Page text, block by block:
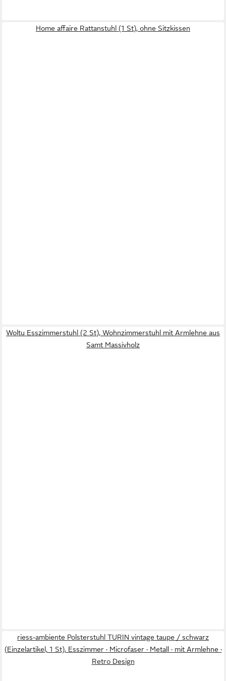
Home affaire Rattanstuhl (1 St), ohne Sitzkissen
Woltu Esszimmerstuhl (2 St), Wohnzimmerstuhl mit Armlehne aus
Samt Massivholz
riess-ambiente Polsterstuhl TURIN vintage taupe / schwarz
(Einzelartikel, 1 St), Esszimmer · Microfaser · Metall · mit Armlehne ·
Retro Design